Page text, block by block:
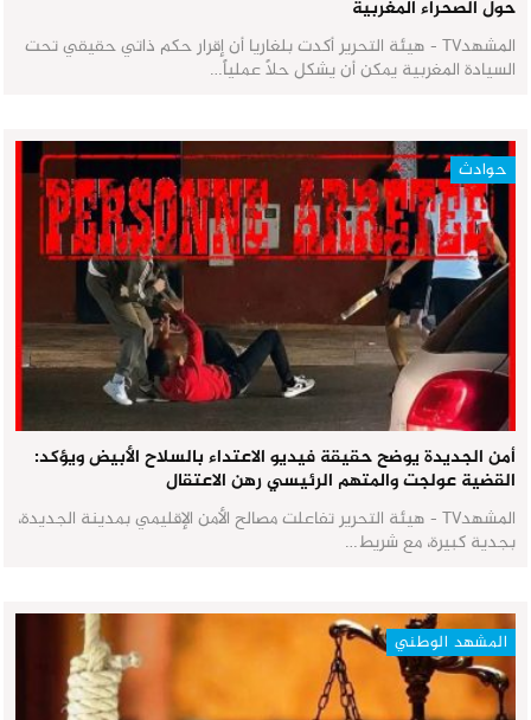
حول الصحراء المغربية
المشهدTV - هيئة التحرير أكدت بلغاريا أن إقرار حكم ذاتي حقيقي تحت
السيادة المغربية يمكن أن يشكل حلاً عملياً…
حوادث
أمن الجديدة يوضح حقيقة فيديو الاعتداء بالسلاح الأبيض ويؤكد:
القضية عولجت والمتهم الرئيسي رهن الاعتقال
المشهدTV - هيئة التحرير تفاعلت مصالح الأمن الإقليمي بمدينة الجديدة،
بجدية كبيرة، مع شريط…
المشهد الوطني